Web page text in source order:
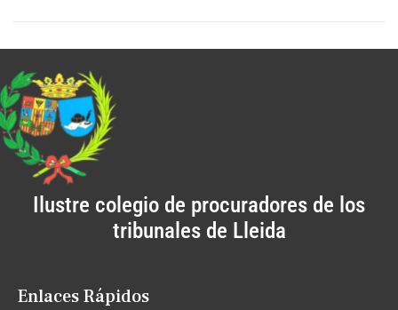
Ilustre colegio de procuradores de los
tribunales de Lleida
Enlaces Rápidos